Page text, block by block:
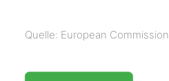
Quelle: European Commission